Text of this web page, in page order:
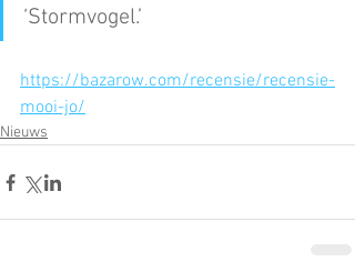
‘Stormvogel.’
https://bazarow.com/recensie/recensie-
mooi-jo/
Nieuws